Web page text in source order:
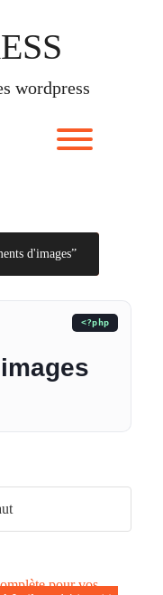
wordpress
d'images”